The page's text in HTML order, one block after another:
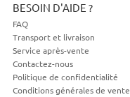
BESOIN D'AIDE ?
FAQ
Transport et livraison
Service après-vente
Contactez-nous
Politique de confidentialité
Conditions générales de vente